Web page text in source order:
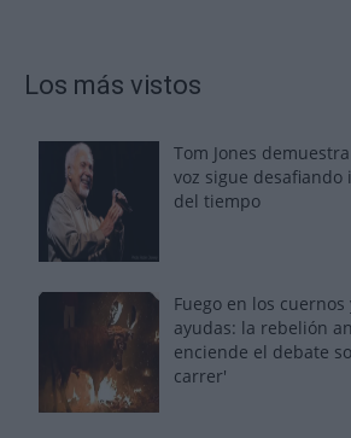
Los más vistos
Tom Jones
voz sigue
del tiempo
Fuego en los
ayudas: la rebelión
enciende el debate
carrer'